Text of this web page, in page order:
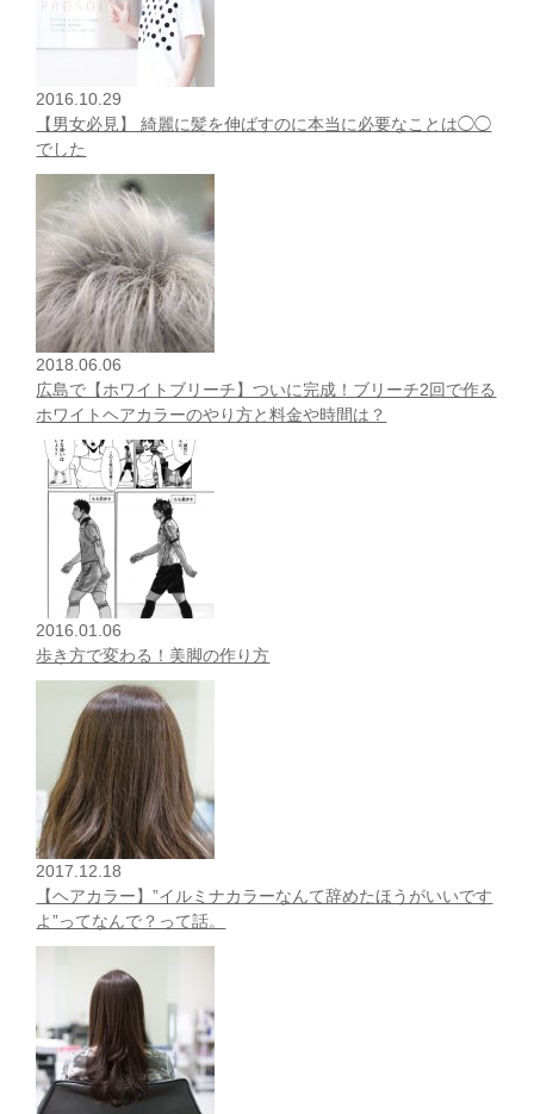
2016.10.29
【男女必見】 綺麗に髪を伸ばすのに本当に必要なことは◯◯
でした
2018.06.06
広島で【ホワイトブリーチ】ついに完成！ブリーチ2回で作る
ホワイトヘアカラーのやり方と料金や時間は？
2016.01.06
歩き方で変わる！美脚の作り方
2017.12.18
【ヘアカラー】”イルミナカラーなんて辞めたほうがいいです
よ”ってなんで？って話。